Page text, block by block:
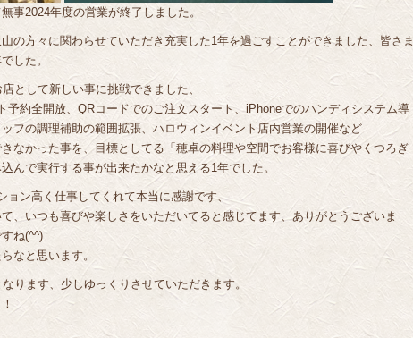
事2024年度の営業が終了しました。
の方々に関わらせていただき充実した1年を過ごすことができました、皆さま
した。
として新しい事に挑戦できました、
予約全開放、QRコードでのご注文スタート、iPhoneでのハンディシステム導
フの調理補助の範囲拡張、ハロウィンイベント店内営業の開催など
なかった事を、目標としてる「穂卓の料理や空間でお客様に喜びやくつろぎ
んで実行する事が出来たかなと思える1年でした。
ョン高く仕事してくれて本当に感謝です、
、いつも喜びや楽しさをいただいてると感じてます、ありがとうございま
ね(^^)
なと思います。
ります、少しゆっくりさせていただきます。